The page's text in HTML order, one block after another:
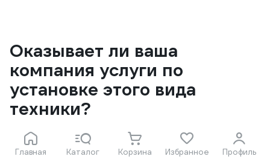
Главная Каталог Корзина Избранное Профиль
Оказывает ли ваша
компания услуги по
установке этого вида
техники?
Что касается мобильных кондиционеров - нет, но